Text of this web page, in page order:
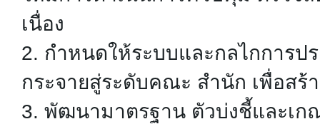
เนื่อง
2. กำหนดให้ระบบและกลไกการ
กระจายสู่ระดับคณะ สำนัก เพื่อส
3. พัฒนามาตรฐาน ตัวบ่งชี้และเ